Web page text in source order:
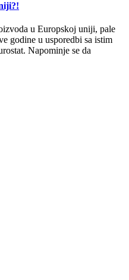
u Europskoj uniji, pale
godine u usporedbi sa istim
Napominje se da